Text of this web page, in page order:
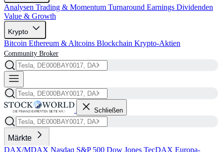
Analysen Trading & Momentum Turnaround Earnings Dividenden
Value & Growth
Krypto
Bitcoin Ethereum & Altcoins Blockchain Krypto-Aktien
Community Broker
Schließen
Märkte
DAX/MDAX Nasdaq S&P 500 Dow Jones TecDAX Europa-